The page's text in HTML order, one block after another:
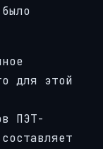
для этой
ПЭТ-